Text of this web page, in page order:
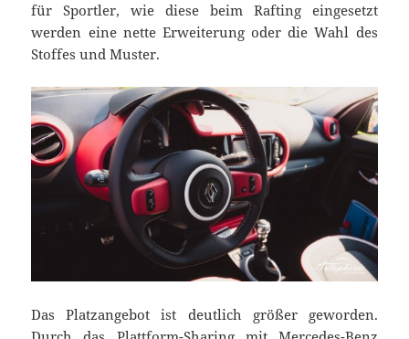
für Sportler, wie diese beim Rafting eingesetzt
werden eine nette Erweiterung oder die Wahl des
Stoffes und Muster.
Das Platzangebot ist deutlich größer geworden.